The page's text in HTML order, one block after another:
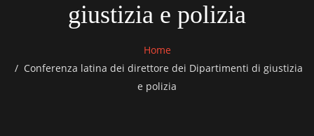
giustizia e polizia
Home
Conferenza latina dei direttore dei Dipartimenti di giustizia
e polizia